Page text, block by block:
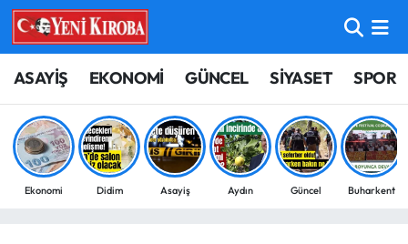
ASAYİŞ EKONOMİ GÜNCEL SİYASET SPOR
Ekonomi Didim Asayiş Aydın Güncel Buharkent
ASAYİŞ
BİLİM-TEKNOLOJİ
ÇEVRE
Aydın Nöbetçi Eczaneler
Aydın Hava Durumu
Aydin Namaz Vakitleri